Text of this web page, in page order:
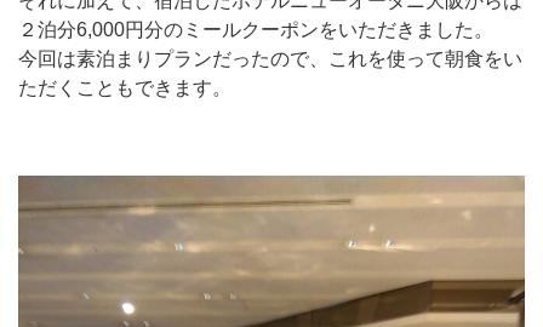
２泊分6,000円分のミールクーポンをいただきました。
今回は素泊まりプランだったので、これを使って朝食をい
ただくこともできます。